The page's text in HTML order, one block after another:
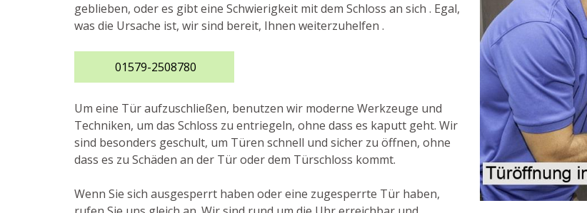
geblieben, oder es gibt eine Schwierigkeit mit dem Schloss an sich . Egal,
was die Ursache ist, wir sind bereit, Ihnen weiterzuhelfen .
01579-2508780
Um eine Tür aufzuschließen, benutzen wir moderne Werkzeuge und
Techniken, um das Schloss zu entriegeln, ohne dass es kaputt geht. Wir
sind besonders geschult, um Türen schnell und sicher zu öffnen, ohne
dass es zu Schäden an der Tür oder dem Türschloss kommt.
Wenn Sie sich ausgesperrt haben oder eine zugesperrte Tür haben,